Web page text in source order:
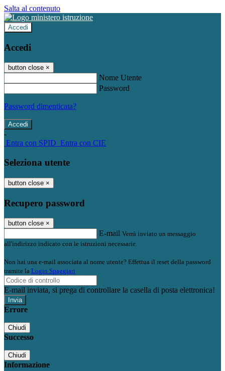
Salta al contenuto
Accedi
Accedi
button close ×
Nome Utente
Password
Password dimenticata?
-
Entra con SPID Entra con CIE
Seleziona utente
button close ×
Recupero password
button close ×
E-mail Verrà inviato un messaggio
all'indirizzo indicato con le istruzioni necessarie.
Non hai una e-mail associata al nome utente? Effettua il reset della password
tramite la Login Spaggiari
E-mail inviata, si prega di controllare la casella di posta elettronica!
Errore
Chiudi
Successo
Chiudi
Informazione